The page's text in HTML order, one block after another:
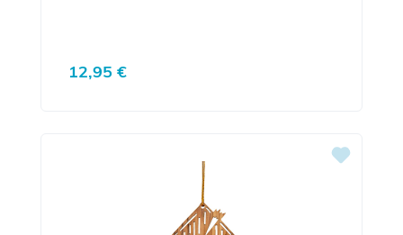
Regulärer Preis:
12,95 €